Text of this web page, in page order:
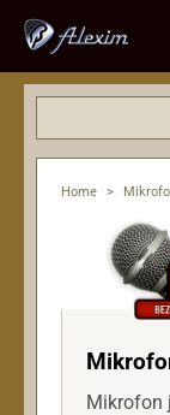
Home >
Mikrofon
Basové
Efekty
Hardware
Klávesy